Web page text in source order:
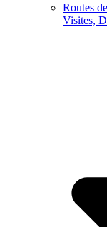
Routes
Visites,